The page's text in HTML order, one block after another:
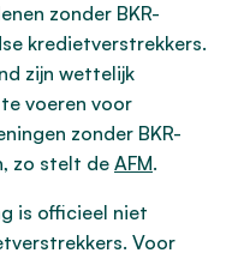
zonder BKR-
kredietverstrekkers.
zijn wettelijk
voeren voor
zonder BKR-
zo stelt de AFM.
is officieel niet
Voor